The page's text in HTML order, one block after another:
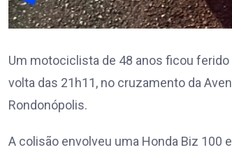
Um motociclista de 48 anos ficou
volta das 21h11, no cruzamento da
Rondonópolis.
A colisão envolveu uma Honda Biz 100